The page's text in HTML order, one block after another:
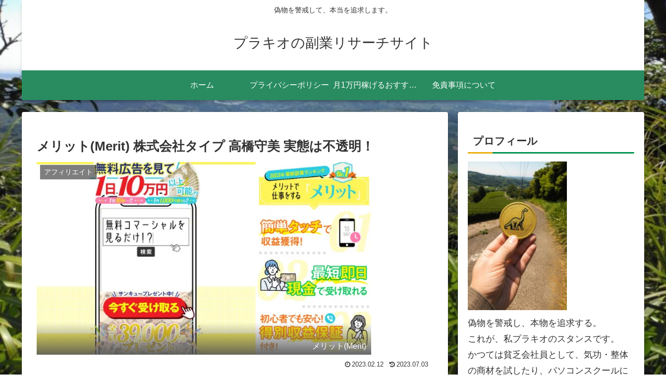
偽物を警戒して、本当を追求します。
プラキオの副業リサーチサイト
ホーム プライバシーポリシー 月1万円稼げるおすすめの副業8選！効率よく稼ぐためにやるべきことは？ 免責事項について
メリット(Merit) 株式会社タイプ 高橋守美 実態は不透明！
アフィリエイト
メリット(Merit)
2023.02.12 2023.07.03
プロフィール
偽物を警戒し、本物を追求する。
これが、私プラキオのスタンスです。
かつては貧乏会社員として、気功・整体
の商材を試したり、パソコンスクールに